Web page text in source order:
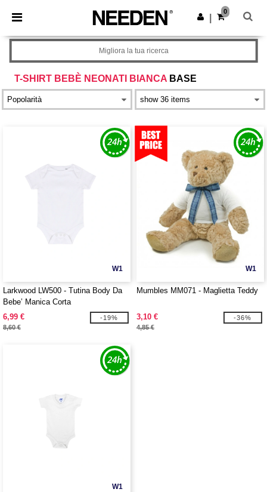
× App Needen
Prezzi migliori sull'app!
Scarica app
0
T-SHIRT BEBÈ NEONATI BIANCA BASE
Migliora la tua ricerca
W1
Larkwood LW500 - Tutina Body Da
Bebe’ Manica Corta
6,99 €
8,60 €
-19%
W1
Mumbles MM071 - Maglietta Teddy
3,10 €
4,85 €
-36%
W1